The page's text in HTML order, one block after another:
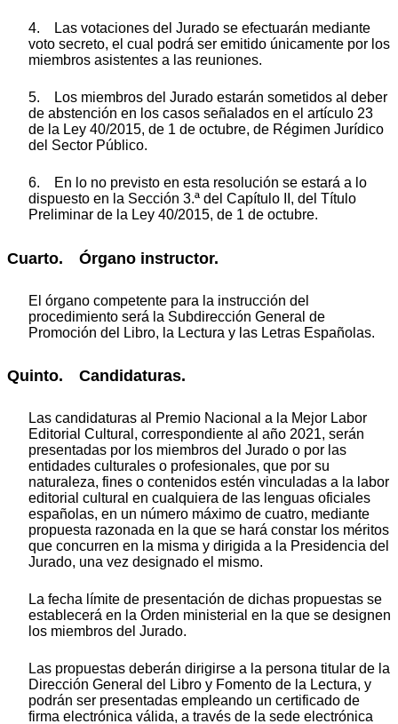
4. Las votaciones del Jurado se efectuarán mediante
voto secreto, el cual podrá ser emitido únicamente por los
miembros asistentes a las reuniones.
5. Los miembros del Jurado estarán sometidos al deber
de abstención en los casos señalados en el artículo 23
de la Ley 40/2015, de 1 de octubre, de Régimen Jurídico
del Sector Público.
6. En lo no previsto en esta resolución se estará a lo
dispuesto en la Sección 3.ª del Capítulo II, del Título
Preliminar de la Ley 40/2015, de 1 de octubre.
Cuarto. Órgano instructor.
El órgano competente para la instrucción del
procedimiento será la Subdirección General de
Promoción del Libro, la Lectura y las Letras Españolas.
Quinto. Candidaturas.
Las candidaturas al Premio Nacional a la Mejor Labor
Editorial Cultural, correspondiente al año 2021, serán
presentadas por los miembros del Jurado o por las
entidades culturales o profesionales, que por su
naturaleza, fines o contenidos estén vinculadas a la labor
editorial cultural en cualquiera de las lenguas oficiales
españolas, en un número máximo de cuatro, mediante
propuesta razonada en la que se hará constar los méritos
que concurren en la misma y dirigida a la Presidencia del
Jurado, una vez designado el mismo.
La fecha límite de presentación de dichas propuestas se
establecerá en la Orden ministerial en la que se designen
los miembros del Jurado.
Las propuestas deberán dirigirse a la persona titular de la
Dirección General del Libro y Fomento de la Lectura, y
podrán ser presentadas empleando un certificado de
firma electrónica válida, a través de la sede electrónica